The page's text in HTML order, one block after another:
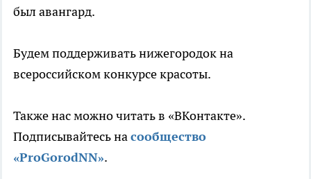
был авангард.
Будем поддерживать нижегородок на
всероссийском конкурсе красоты.
Также нас можно читать в «ВКонтакте».
Подписывайтесь насообщество
«ProGorodNN».